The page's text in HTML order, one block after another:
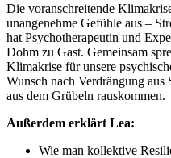
Die voranschreitende
unangenehme Gefühle aus –
hat Psychotherapeutin und
Dohm zu Gast. Gemeinsam
Klimakrise für unsere
Wunsch nach Verdrängung aus
aus dem Grübeln rauskommen.
Außerdem erklärt Lea:
Wie man kollektive